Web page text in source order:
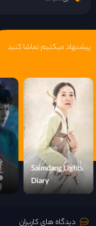
پیشنهاد میکنیم تماشا کنید
Saimdang Lights
Diary
دیدگاه های کاربران